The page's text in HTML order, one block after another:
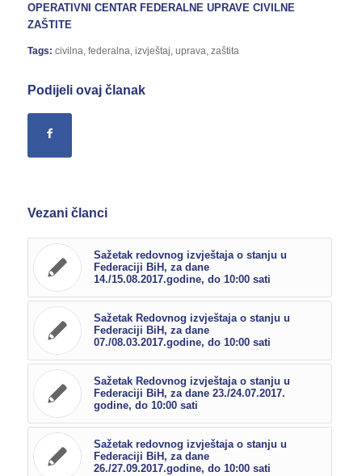
OPERATIVNI CENTAR FEDERALNE UPRAVE CIVILNE
ZAŠTITE
Tags: civilna federalna izvještaj uprava zaštita
Podijeli ovaj članak
Vezani članci
Sažetak redovnog izvještaja o stanju u
Federaciji BiH, za dane
14./15.08.2017.godine, do 10:00 sati
Sažetak Redovnog izvještaja o stanju u
Federaciji BiH, za dane
07./08.03.2017.godine, do 10:00 sati
Sažetak Redovnog izvještaja o stanju u
Federaciji BiH, za dane 23./24.07.2017.
godine, do 10:00 sati
Sažetak redovnog izvještaja o stanju u
Federaciji BiH, za dane
26./27.09.2017.godine, do 10:00 sati